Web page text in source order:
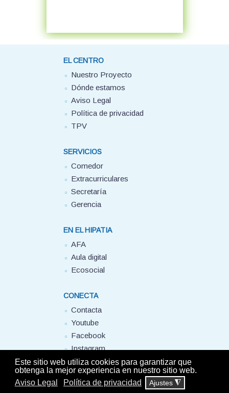
Este sitio web utiliza cookies para garantizar que
obtenga la mejor experiencia en nuestro sitio web.
Aviso Legal
Política de privacidad Ajustes ◮
EL CENTRO
Nuestro Proyecto
Dónde estamos
Aviso Legal
Política de privacidad
TPV
SERVICIOS
Comedor
Extracurriculares
Secretaría
Gerencia
EN EL HIPATIA
AFA
Aula digital
Ecosocial
CONECTA
Contacta
Youtube
Facebook
Instagram
FUHEM